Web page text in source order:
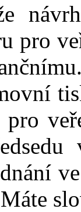
pro
pro